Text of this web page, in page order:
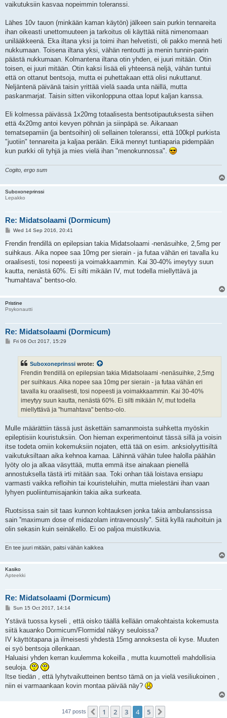
vaikutuksiin kasvaa nopeimmin toleranssi.
Lähes 10v tauon (minkään kaman käytön) jälkeen sain purkin tennareita
ihan oikeasti unettomuuteen ja tarkoitus oli käyttää niitä nimenomaan
unilääkkeenä. Eka iltana yksi ja toimi ihan helvetisti, oli pakko mennä heti
nukkumaan. Toisena iltana yksi, vähän rentoutti ja menin tunnin-parin
päästä nukkumaan. Kolmantena iltana otin yhden, ei juuri mitään. Otin
toisen, ei juuri mitään. Otin kaksi lisää eli yhteensä neljä, vähän tuntui
että on ottanut bentsoja, mutta ei puhettakaan että olisi nukuttanut.
Neljäntenä päivänä taisin yrittää vielä saada unta näillä, mutta
paskanmarjat. Taisin sitten viikonloppuna ottaa loput kaljan kanssa.
Eli kolmessa päivässä 1x20mg totaalisesta bentsotipautuksesta siihen
että 4x20mg antoi kevyen pöhnän ja siinpäpä se. Aikanaan
tematsepamiin (ja bentsoihin) oli sellainen toleranssi, että 100kpl purkista
"juotiin" tennareita ja kaljaa perään. Eikä mennyt tuntiaparia pidempään
kun purkki oli tyhjä ja mies vielä ihan "menokunnossa".
Cogito, ergo sum
Suboxoneprinssi
Lepakko
Re: Midatsolaami (Dormicum)
P
s
Wed 14 Sep 2016, 20:41
Frendin frendillä on epilepsian takia Midatsolaami -nenäsuihke, 2,5mg per
suihkaus. Aika nopee saa 10mg per sierain - ja futaa vähän eri tavalla ku
oraalisesti, tosi nopeesti ja voimakkaammin. Kai 30-40% imeytyy suun
kautta, nenästä 60%. Ei silti mikään IV, mut todella miellyttävä ja
"humahtava" bentso-olo.
Pristine
Psykonautti
Re: Midatsolaami (Dormicum)
PFri 06 Oct 2017, 15:29
Suboxoneprinssi wrote:
Frendin frendillä on epilepsian takia Midatsolaami -nenäsuihke, 2,5mg
per suihkaus. Aika nopee saa 10mg per sierain - ja futaa vähän eri
tavalla ku oraalisesti, tosi nopeesti ja voimakkaammin. Kai 30-40%
imeytyy suun kautta, nenästä 60%. Ei silti mikään IV, mut todella
miellyttävä ja "humahtava" bentso-olo.
Mulle määrättiin tässä just äskettäin samanmoista suihketta myöskin
epileptisiin kouristuksiin. Oon hieman experimentoinut tässä sillä ja voisin
itse todeta omiin kokemuksiin nojaten, että tää on esim. anksiolyyttisiltä
vaikutuksiltaan aika kehnoa kamaa. Lähinnä vähän tulee halolla päähän
lyöty olo ja alkaa väsyttää, mutta emmä itse ainakaan pienellä
annostuksella tästä irti mitään saa. Toki onhan tää loistava ensiapu
varmasti vaikka refloihin tai kouristeluihin, mutta mielestäni ihan vaan
lyhyen puoliintumisajankin takia aika surkeata.
Ruotsissa sain sit taas kunnon kohtauksen jonka takia ambulanssissa
sain ''maximum dose of midazolam intravenously''. Siitä kyllä rauhoituin ja
olin sekasin kuin seinäkello. Ei oo paljoa muistikuvia.
En tee juuri mitään, paitsi vähän kaikkea
Kasiko
Apteekki
Re: Midatsolaami (Dormicum)
P
s
Sun 15 Oct 2017, 14:14
Ystävä tuossa kyseli , että oisko täällä kellään omakohtaista kokemusta
siitä kauanko Dormicum/Flormidal näkyy seuloissa?
IV käyttötapana ja ilmeisesti yhdestä 15mg annoksesta oli kyse. Muuten
ei syö bentsoja ollenkaan.
Haluaisi yhden kerran kuulemma kokeilla , mutta kuumotteli mahdollisia
seuloja.
Itse tiedän , että lyhytvaikutteinen bentso tämä on ja vielä vesiliukoinen ,
niin ei varmaankaan kovin montaa päivää näy?
147 posts Previous
1 2 3 4 5